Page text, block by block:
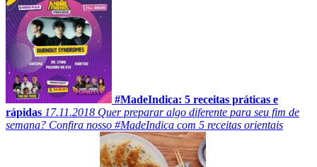
#MadeIndica: 5 receitas práticas e
rápidas 17.11.2018 Quer preparar algo diferente para seu fim de
semana? Confira nosso #MadeIndica com 5 receitas orientais